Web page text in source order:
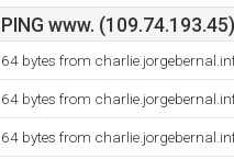
PING www.
64 bytes from
64 bytes from
64 bytes from